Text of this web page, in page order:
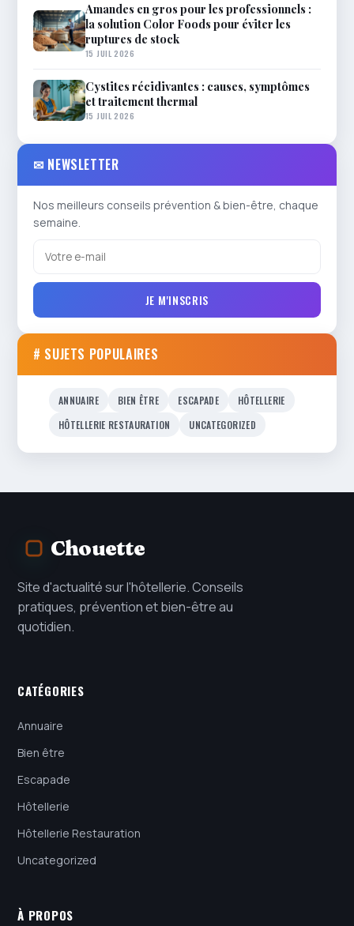
Amandes en gros pour les professionnels :
la solution Color Foods pour éviter les
ruptures de stock
15 JUIL 2026
Cystites récidivantes : causes, symptômes
et traitement thermal
15 JUIL 2026
✉ NEWSLETTER
Nos meilleurs conseils prévention & bien-être, chaque
semaine.
JE M'INSCRIS
# SUJETS POPULAIRES
ANNUAIRE BIEN ÊTRE ESCAPADE
HÔTELLERIE
HÔTELLERIE RESTAURATION
UNCATEGORIZED
Chouette
Site d'actualité sur l'hôtellerie. Conseils
pratiques, prévention et bien-être au
quotidien.
CATÉGORIES
Annuaire
Bien être
Escapade
Hôtellerie
Hôtellerie Restauration
Uncategorized
À PROPOS